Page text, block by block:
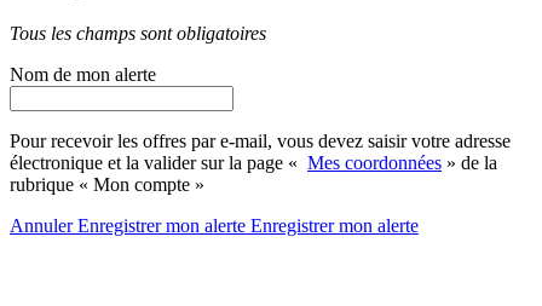
Tous les champs sont obligatoires
Nom de mon alerte
Pour recevoir les offres par e-mail, vous devez saisir votre adresse
électronique et la valider sur la page « Mes coordonnées » de la
rubrique « Mon compte »
AnnulerEnregistrer mon alerte Enregistrermon alerte